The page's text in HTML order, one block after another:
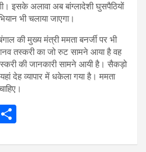
इसके अलावा अब बांग्लादेशी घुसपैठियों
भी चलाया जाएगा।
की मुख्य मंत्री ममता बनर्जी पर भी
तस्करी का जो रुट सामने आया है वह
की जानकारी सामने आयी है। सैकड़ो
देह व्यापार में धकेला गया है। ममता